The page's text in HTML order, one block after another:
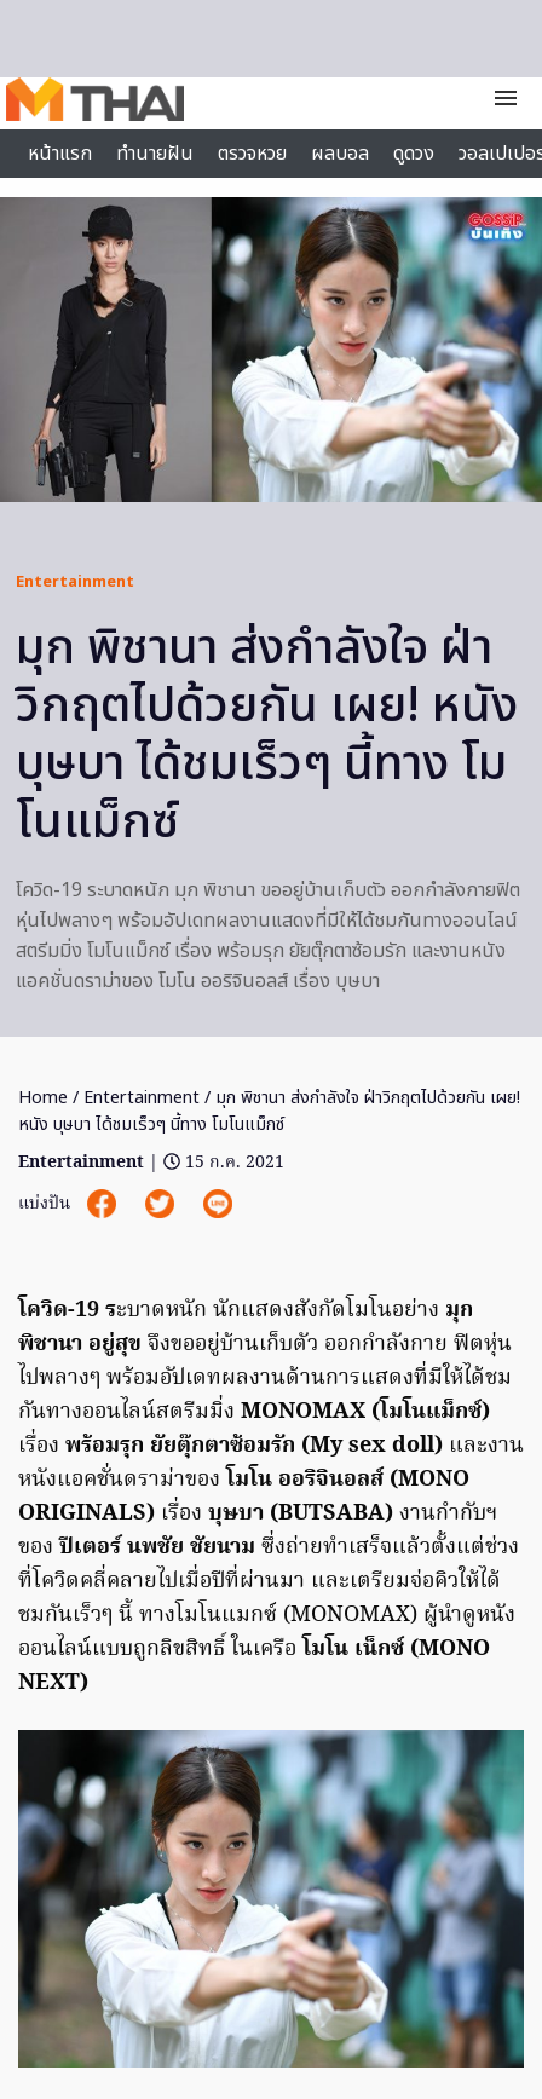
menu
หน้าแรก
ทำนายฝัน ตรวจหวย ผลบอล ดูดวง
วอลเปเป
ไลฟ์สไตล์
Entertainment
มุก พิชานา ส่งกำลังใจ ฝ่า
วิกฤตไปด้วยกัน เผย! หนัง
บุษบา ได้ชมเร็วๆ นี้ทาง โม
โนแม็กซ์
โควิด-19 ระบาดหนัก มุก พิชานา ขออยู่บ้านเก็บตัว ออกกำลังกายฟิต
หุ่นไปพลางๆ พร้อมอัปเดทผลงานแสดงที่มีให้ได้ชมกันทางออนไลน์
สตรีมมิ่ง โมโนแม็กซ์ เรื่อง พร้อมรุก ยัยตุ๊กตาซ้อมรัก และงานหนัง
แอคชั่นดราม่าของ โมโน ออริจินอลส์ เรื่อง บุษบา
Home / Entertainment/ มุก พิชานา ส่งกำลังใจ ฝ่าวิกฤตไปด้วยกัน เผย!
หนัง บุษบา ได้ชมเร็วๆ นี้ทาง โมโนแม็กซ์
Entertainment |
15 ก.ค. 2021
แบ่งปัน
โควิด-19 ระบาดหนัก นักแสดงสังกัดโมโนอย่าง มุก
พิชานา อยู่สุข จึงขออยู่บ้านเก็บตัว ออกกำลังกาย ฟิตหุ่น
ไปพลางๆ พร้อมอัปเดทผลงานด้านการแสดงที่มีให้ได้ชม
กันทางออนไลน์สตรีมมิ่ง MONOMAX (โมโนแม็กซ์)
เรื่อง พร้อมรุก ยัยตุ๊กตาซ้อมรัก (My sex doll) และงาน
หนังแอคชั่นดราม่าของโมโน ออริจินอลส์ (MONO
ORIGINALS) เรื่อง บุษบา (BUTSABA)งานกำกับฯ
ของปีเตอร์ นพชัย ชัยนาม ซึ่งถ่ายทำเสร็จแล้วตั้งแต่ช่วง
ที่โควิดคลี่คลายไปเมื่อปีที่ผ่านมา และเตรียมจ่อคิวให้ได้
ชมกันเร็วๆ นี้ ทางโมโนแมกซ์ (MONOMAX) ผู้นำดูหนัง
ออนไลน์แบบถูกลิขสิทธิ์ ในเครือโมโน เน็กซ์ (MONO
NEXT)